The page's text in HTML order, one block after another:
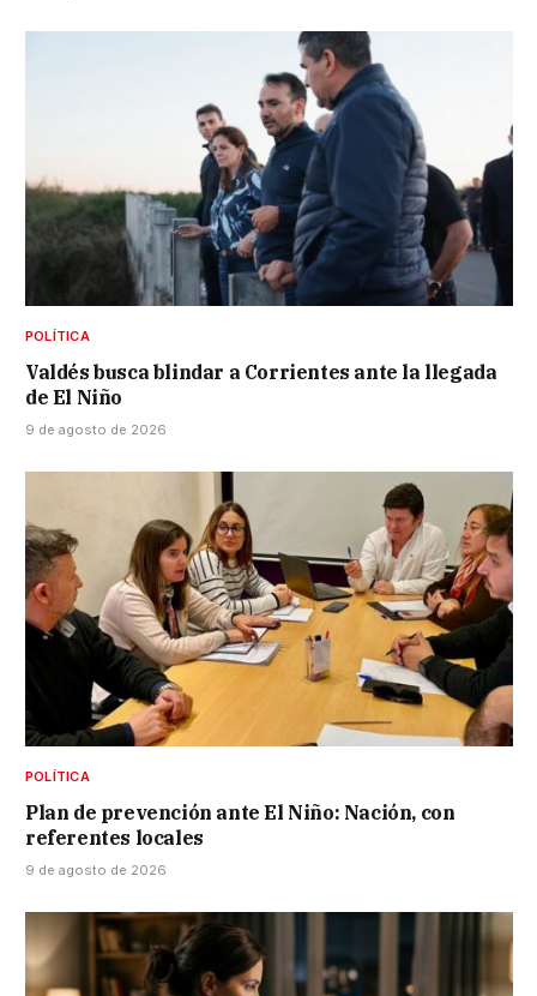
POLÍTICA
Valdés busca blindar a Corrientes ante la llegada
de El Niño
9 de agosto de 2026
POLÍTICA
Plan de prevención ante El Niño: Nación, con
referentes locales
9 de agosto de 2026